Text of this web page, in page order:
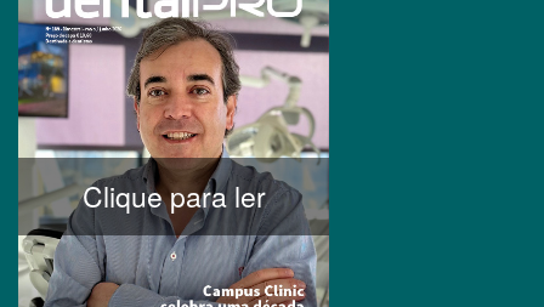
Clique para ler